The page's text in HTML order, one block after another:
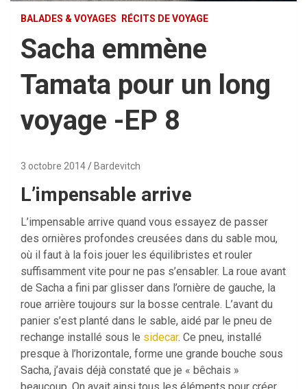
BALADES & VOYAGES RÉCITS DE VOYAGE
Sacha emmène
Tamata pour un long
voyage -EP 8
3 octobre 2014 Bardevitch
L’impensable arrive
L’impensable arrive quand vous essayez de passer
des ornières profondes creusées dans du sable mou,
où il faut à la fois jouer les équilibristes et rouler
suffisamment vite pour ne pas s’ensabler. La roue avant
de Sacha a fini par glisser dans l’ornière de gauche, la
roue arrière toujours sur la bosse centrale. L’avant du
panier s’est planté dans le sable, aidé par le pneu de
rechange installé sous le sidecar. Ce pneu, installé
presque à l’horizontale, forme une grande bouche sous
Sacha, j’avais déjà constaté que je « bêchais »